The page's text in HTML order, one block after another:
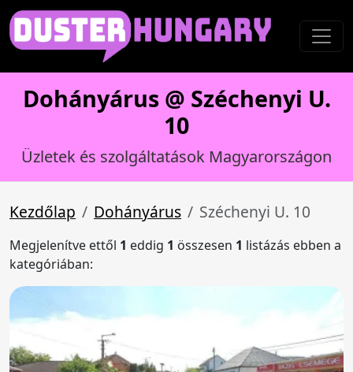
Dohányárus @ Széchenyi U.
10
Üzletek és szolgáltatások Magyarországon
Kezdőlap Dohányárus Széchenyi U. 10
Megjelenítve ettől 1 eddig 1 összesen 1 listázás ebben a
kategóriában: